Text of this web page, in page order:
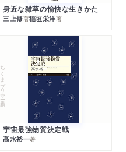
身近な雑草の愉快な生きかた
三上修著稲垣栄洋著
ちくまプリマー新書
宇宙最強物質決定戦
高水裕一著